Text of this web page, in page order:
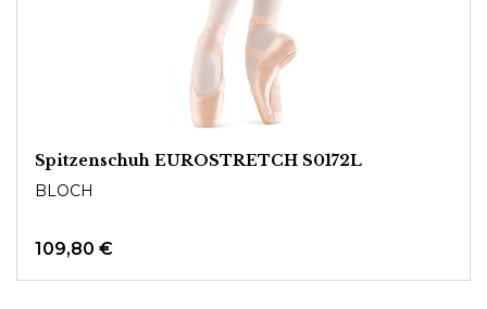
Spitzenschuh EUROSTRETCH S0172L
BLOCH
109,80 €